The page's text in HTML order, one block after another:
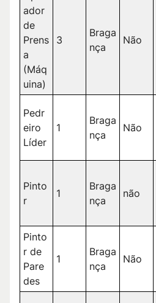
ador
de
Prens
a
(Máq
uina)
3
Braga
nça
Não
Pedr
eiro
Líder
1
Braga
nça
Não
Pinto
r
1
Braga
nça
não
Pinto
r de
Pare
des
1
Braga
nça
Não